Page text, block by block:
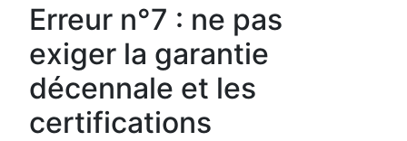
Erreur n°7 : ne pas
exiger la garantie
décennale et les
certifications